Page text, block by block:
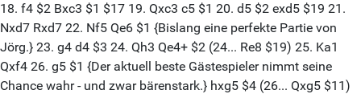
18. f4 $2 Bxc3 $1 $17 19. Qxc3 c5 $1 20. d5 $2 exd5 $19 21.
Nxd7 Rxd7 22. Nf5 Qe6 $1 {Bislang eine perfekte Partie von
Jörg.} 23. g4 d4 $3 24. Qh3 Qe4+ $2 (24... Re8 $19) 25. Ka1
Qxf4 26. g5 $1 {Der aktuell beste Gästespieler nimmt seine
Chance wahr - und zwar bärenstark.} hxg5 $4 (26... Qxg5 $11)